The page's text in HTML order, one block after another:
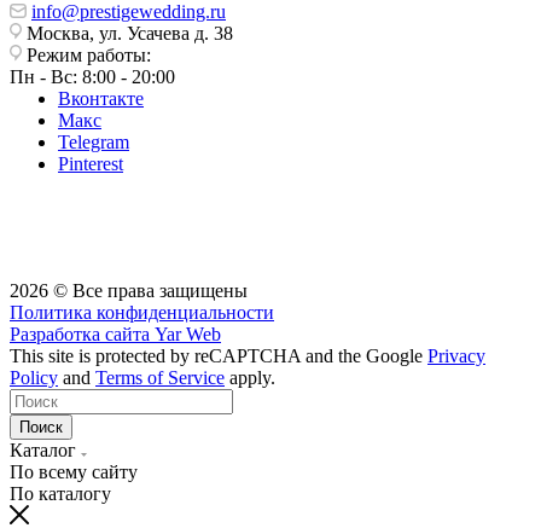
info@prestigewedding.ru
Москва, ул. Усачева д. 38
Режим работы:
Пн - Вс: 8:00 - 20:00
Вконтакте
Макс
Telegram
Pinterest
2026 © Все права защищены
Политика конфиденциальности
Разработка сайта Yar Web
This site is protected by reCAPTCHA and the Google Privacy
Policy and Terms of Service apply.
Поиск
Каталог
По всему сайту
По каталогу